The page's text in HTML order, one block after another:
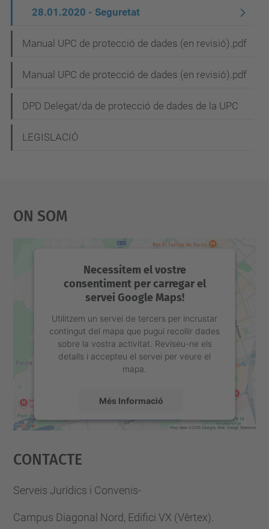
28.01.2020 - Seguretat
Manual UPC de protecció de dades (en revisió).pdf
Manual UPC de protecció de dades (en revisió).pdf
DPD Delegat/da de protecció de dades de la UPC
LEGISLACIÓ
On Som
Necessitem el vostre
consentiment per carregar el
servei Google Maps!
Utilitzem un servei de tercers per incrustar
contingut del mapa que pugui recollir dades
sobre la vostra activitat. Reviseu-ne els
detalls i accepteu el servei per veure el
mapa.
Més Informació
powered by
Contacte
Serveis Jurídics i Convenis-
Campus Diagonal Nord, Edifici VX (Vèrtex).